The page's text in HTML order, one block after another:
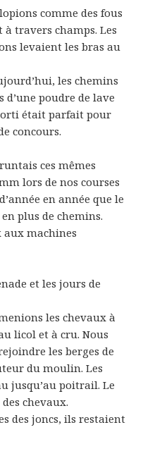
comme des fous
travers champs. Les
levaient les bras au
les chemins
poudre de lave
était parfait pour
concours.
ces mêmes
lors de nos courses
en année que le
plus de chemins.
machines
et les jours de
les chevaux à
licol et à cru. Nous
les berges de
du moulin. Les
jusqu’au poitrail. Le
chevaux.
des joncs, ils restaient